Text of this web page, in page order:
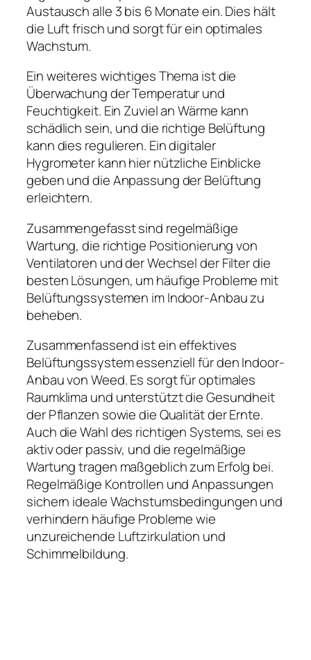
Austausch alle 3 bis 6 Monate ein. Dies hält
die Luft frisch und sorgt für ein optimales
Wachstum.
Ein weiteres wichtiges Thema ist die
Überwachung der Temperatur und
Feuchtigkeit. Ein Zuviel an Wärme kann
schädlich sein, und die richtige Belüftung
kann dies regulieren. Ein digitaler
Hygrometer kann hier nützliche Einblicke
geben und die Anpassung der Belüftung
erleichtern.
Zusammengefasst sind regelmäßige
Wartung, die richtige Positionierung von
Ventilatoren und der Wechsel der Filter die
besten Lösungen, um häufige Probleme mit
Belüftungssystemen im Indoor-Anbau zu
beheben.
Zusammenfassend ist ein effektives
Belüftungssystem essenziell für den Indoor-
Anbau von Weed. Es sorgt für optimales
Raumklima und unterstützt die Gesundheit
der Pflanzen sowie die Qualität der Ernte.
Auch die Wahl des richtigen Systems, sei es
aktiv oder passiv, und die regelmäßige
Wartung tragen maßgeblich zum Erfolg bei.
Regelmäßige Kontrollen und Anpassungen
sichern ideale Wachstumsbedingungen und
verhindern häufige Probleme wie
unzureichende Luftzirkulation und
Schimmelbildung.